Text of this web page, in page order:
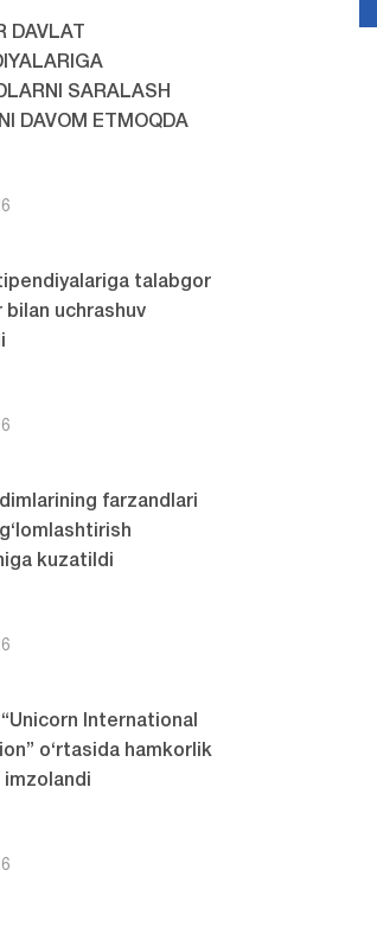
DAVLAT
SARALASH
DAVOM ETMOQDA
talabgor
bilan uchrashuv
farzandlari
kuzatildi
“Unicorn International
o‘rtasida hamkorlik